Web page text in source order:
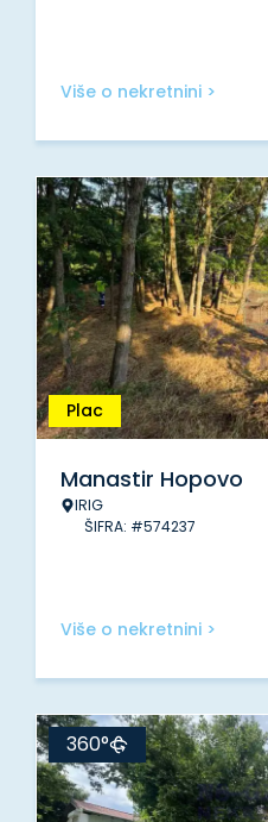
Više o nekretnini >
Plac
Manastir Hopovo
IRIG
ŠIFRA: #574237
Više o nekretnini >
360°